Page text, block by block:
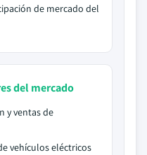
de mercado del
del mercado
y ventas de
vehículos eléctricos